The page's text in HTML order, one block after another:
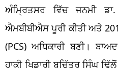
ਅੰਮ੍ਰਿਤਸਰ ਵਿੱਚ ਜਨਮੀ
ਐਮਬੀਬੀਐਸ ਪੂਰੀ ਕੀਤੀ ਅਤੇ
(PCS) ਅਧਿਕਾਰੀ ਬਣੀ।
ਹਾਕੀ ਖਿਡਾਰੀ ਬਚਿੱਤਰ ਸਿੰਘ